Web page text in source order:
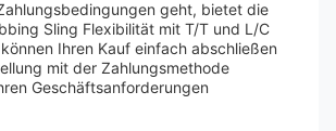
geht, bietet die
Sling Flexibilität mit T/T und L/C
Ihren Kauf einfach abschließen
mit der Zahlungsmethode
Geschäftsanforderungen